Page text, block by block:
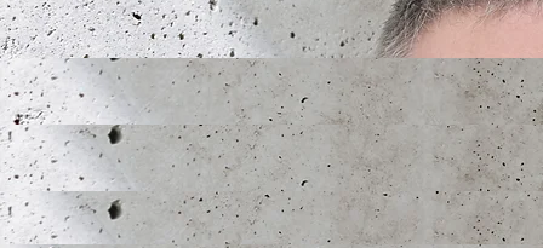
Spéc. protection incendie
Expert sinistre pour l'ECAB
CAS droit de l'expertise
CAS expertise technique
Spéc. désamiantage CFST
p.schnetz@LZA.ch
ALEXIS BOURQUI
Chef de chantier / Bauleiter
Technicien ES / Tekniker HF
a.bourqui@LZA.ch
+41 (0)26 347 51 64
VIRGINIE BULLIARD
Cheffe de chantier / Bauleiterin
Architecte HES / Architekt FH
v.bulliard@LZA.ch
+41 (0)26 347 51 69
SARAH CARREL
Dessinatrice CFC / Bauzeichnerin EFZ